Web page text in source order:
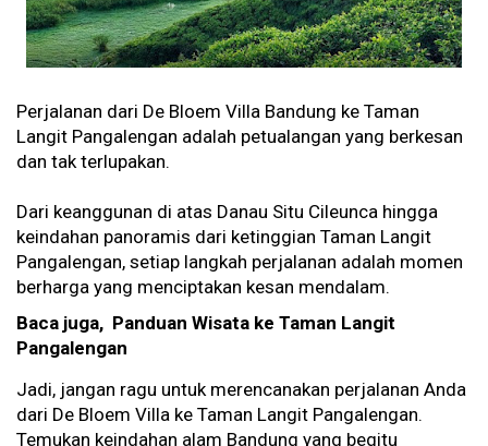
Perjalanan dari De Bloem Villa Bandung ke Taman
Langit Pangalengan adalah petualangan yang berkesan
dan tak terlupakan.
Dari keanggunan di atas Danau Situ Cileunca hingga
keindahan panoramis dari ketinggian Taman Langit
Pangalengan, setiap langkah perjalanan adalah momen
berharga yang menciptakan kesan mendalam.
Baca juga, Panduan Wisata ke Taman Langit
Pangalengan
Jadi, jangan ragu untuk merencanakan perjalanan Anda
dari De Bloem Villa ke Taman Langit Pangalengan.
Temukan keindahan alam Bandung yang begitu